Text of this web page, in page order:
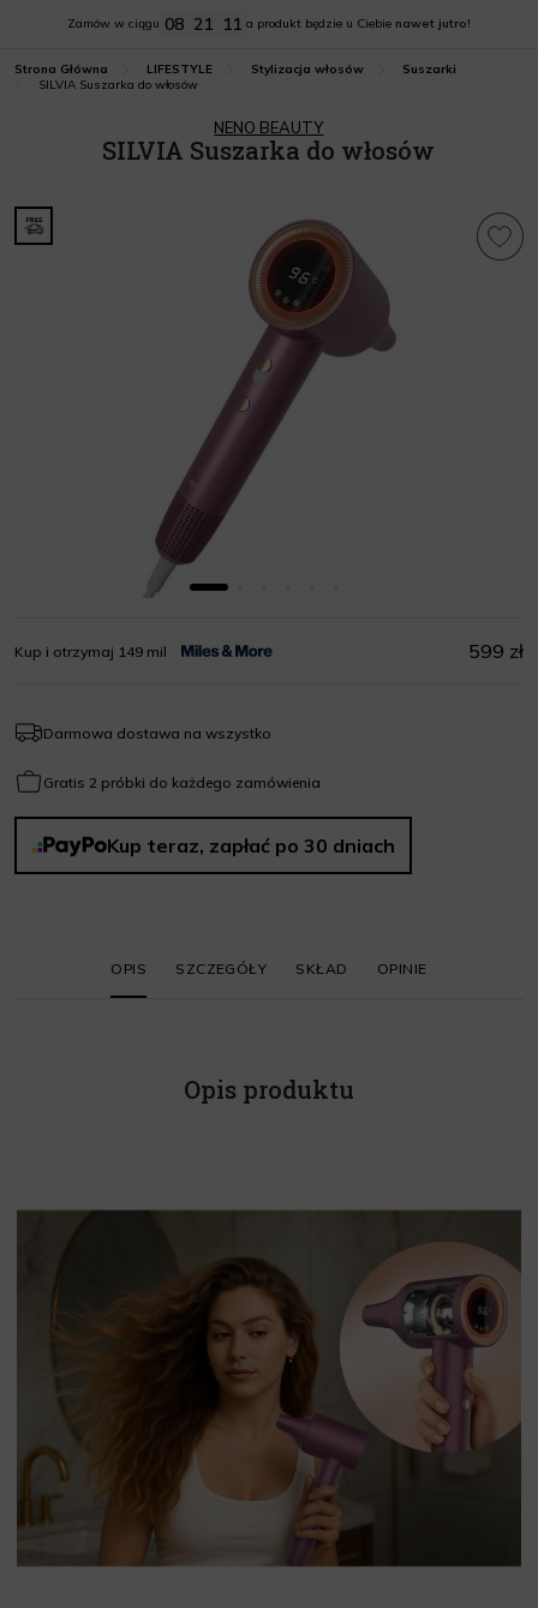
Strona Główna LIFESTYLE Stylizacja włosów
Suszarki
SILVIA Suszarka do włosów
NENO BEAUTY
SILVIA Suszarka do włosów
Kup i otrzymaj 149 mil 599 zł
Zamów w ciągu 08 21 10 a produkt będzie u Ciebie nawet jutro!
Darmowa dostawa na wszystko
Gratis 2 próbki do każdego zamówienia
Kup teraz, zapłać po 30 dniach
OPIS SZCZEGÓŁY SKŁAD OPINIE
Opis produktu